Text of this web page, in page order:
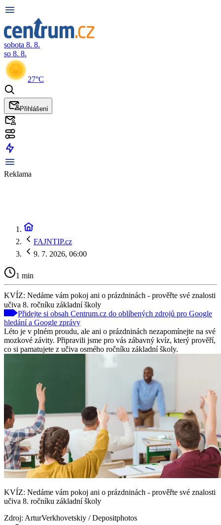
sobota 8. 8.
so 8. 8.
27°C
Přihlášení
Reklama
FAJNTIP.cz
9. 7. 2026, 06:00
1 min
KVÍZ: Nedáme vám pokoj ani o prázdninách - prověřte své znalosti
učiva 8. ročníku základní školy
Přidejte si obsah Centrum.cz do oblíbených zdrojů pro Google
hledání a Google zprávy
Léto je v plném proudu, ale ani o prázdninách nezapomínejte na své
mozkové závity. Připravili jsme pro vás zábavný kvíz, který prověří,
co si pamatujete z učiva osmého ročníku základní školy.
KVÍZ: Nedáme vám pokoj ani o prázdninách - prověřte své znalosti
učiva 8. ročníku základní školy
Zdroj: ArturVerkhovetskiy / Depositphotos